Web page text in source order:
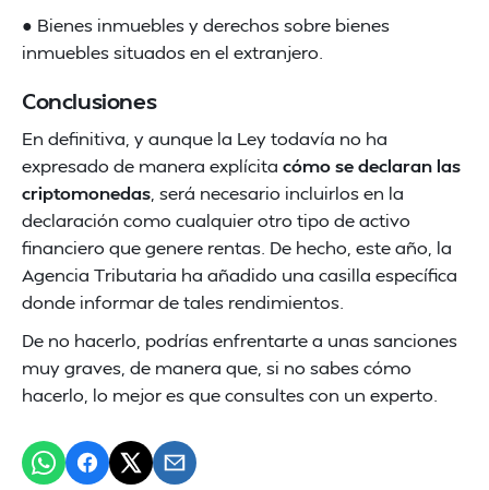
● Bienes inmuebles y derechos sobre bienes
inmuebles situados en el extranjero.
Conclusiones
En definitiva, y aunque la Ley todavía no ha
expresado de manera explícita cómo se declaran las
criptomonedas, será necesario incluirlos en la
declaración como cualquier otro tipo de activo
financiero que genere rentas. De hecho, este año, la
Agencia Tributaria ha añadido una casilla específica
donde informar de tales rendimientos.
De no hacerlo, podrías enfrentarte a unas sanciones
muy graves, de manera que, si no sabes cómo
hacerlo, lo mejor es que consultes con un experto.